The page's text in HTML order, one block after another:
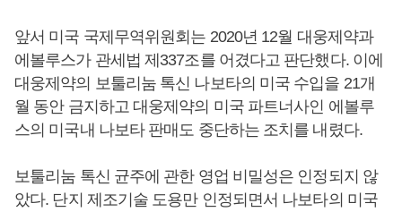
앞서 미국 국제무역위원회는 2020년 12월 대웅제약과
에볼루스가 관세법 제337조를 어겼다고 판단했다. 이에
대웅제약의 보툴리눔 톡신 나보타의 미국 수입을 21개
월 동안 금지하고 대웅제약의 미국 파트너사인 에볼루
스의 미국내 나보타 판매도 중단하는 조치를 내렸다.
보툴리눔 톡신 균주에 관한 영업 비밀성은 인정되지 않
았다. 단지 제조기술 도용만 인정되면서 나보타의 미국